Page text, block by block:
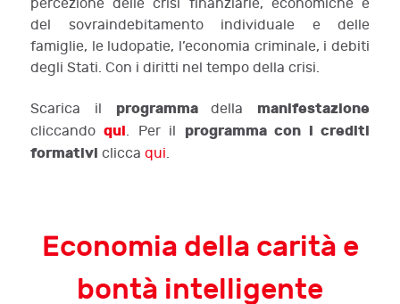
percezione delle crisi finanziarie, economiche e
del sovraindebitamento individuale e delle
famiglie, le ludopatie, l’economia criminale, i debiti
degli Stati. Con i diritti nel tempo della crisi.
Scarica il programmadella manifestazione
cliccandoqui. Per il programma con i crediti
formativi clicca qui.
Economia della carità e
bontà intelligente